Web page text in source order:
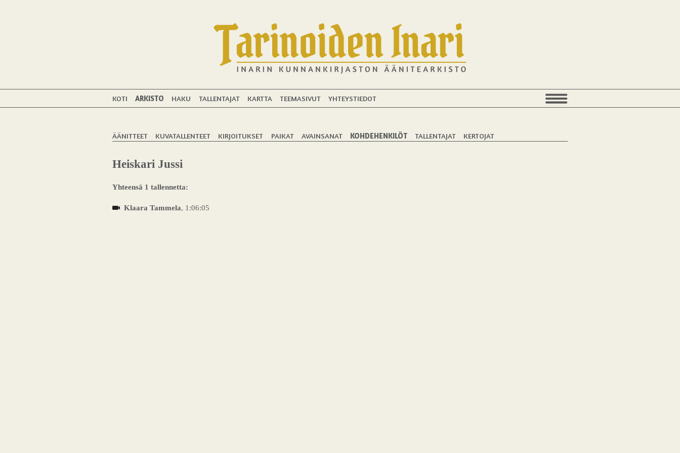
KOTI ARKISTO HAKU TALLENTAJAT KARTTA TEEMASIVUT YHTEYSTIEDOT
ÄÄNITTEET KUVATALLENTEET KIRJOITUKSET PAIKAT AVAINSANAT KOHDEHENKILÖT TALLENTAJAT KERTOJAT
Heiskari Jussi
Yhteensä 1 tallennetta:
Klaara Tammela, 1:06:05